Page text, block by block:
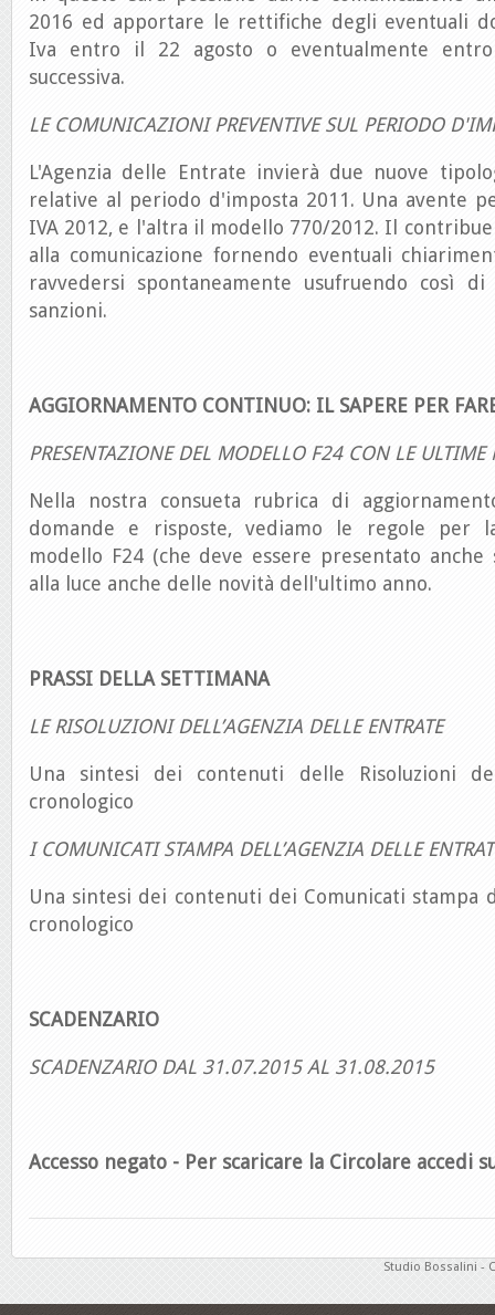
2016 ed apportare le rettifiche degli eventuali
Iva entro il 22 agosto o eventualmente
successiva.
LE COMUNICAZIONI PREVENTIVE SUL PERIODO
L'Agenzia delle Entrate invierà due nuove
relative al periodo d'imposta 2011. Una avente
IVA 2012, e l'altra il modello 770/2012. Il
alla comunicazione fornendo eventuali
ravvedersi spontaneamente usufruendo così
sanzioni.
AGGIORNAMENTO CONTINUO: IL SAPERE PER
PRESENTAZIONE DEL MODELLO F24 CON LE ULTIME
Nella nostra consueta rubrica di
domande e risposte, vediamo le regole per
modello F24 (che deve essere presentato anche
alla luce anche delle novità dell'ultimo anno.
PRASSI DELLA SETTIMANA
LE RISOLUZIONI DELL’AGENZIA DELLE ENTRATE
Una sintesi dei contenuti delle Risoluzioni
cronologico
I COMUNICATI STAMPA DELL’AGENZIA DELLE
Una sintesi dei contenuti dei Comunicati stampa
cronologico
SCADENZARIO
SCADENZARIO DAL 31.07.2015 AL 31.08.2015
Accesso negato - Per scaricare la Circolare accedi
Studio Bossalini -